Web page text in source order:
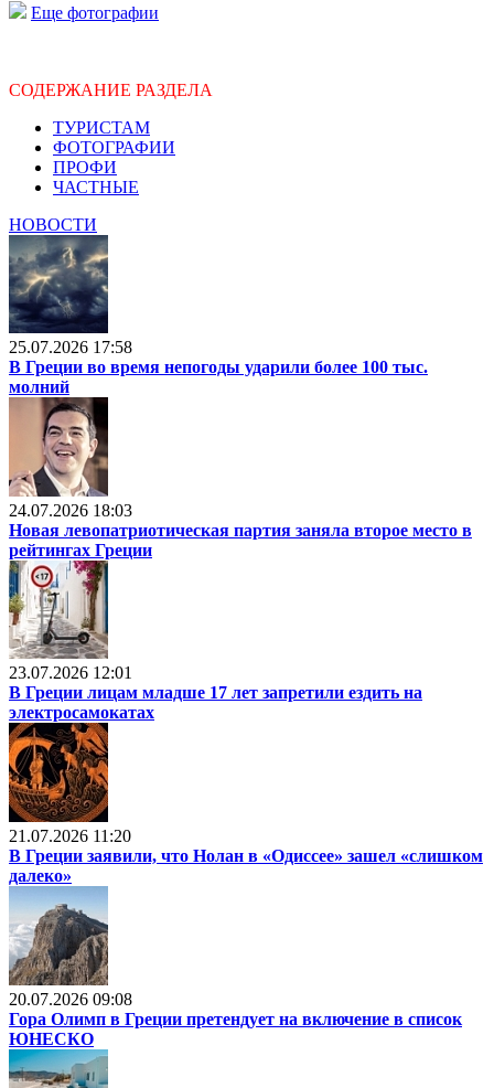
Еще фотографии
СОДЕРЖАНИЕ РАЗДЕЛА
ТУРИСТАМ
ФОТОГРАФИИ
ПРОФИ
ЧАСТНЫЕ
НОВОСТИ
25.07.2026 17:58
В Греции во время непогоды ударили более 100 тыс.
молний
24.07.2026 18:03
Новая левопатриотическая партия заняла второе место в
рейтингах Греции
23.07.2026 12:01
В Греции лицам младше 17 лет запретили ездить на
электросамокатах
21.07.2026 11:20
В Греции заявили, что Нолан в «Одиссее» зашел «слишком
далеко»
20.07.2026 09:08
Гора Олимп в Греции претендует на включение в список
ЮНЕСКО